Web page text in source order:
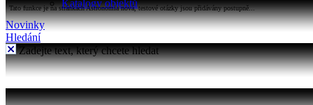
Katalogy objektů
Tato funkce je na stránkách Astronomia nová, testové otázky jsou přidávány postupně...
Novinky
Hledání
Zadejte text, který chcete hledat